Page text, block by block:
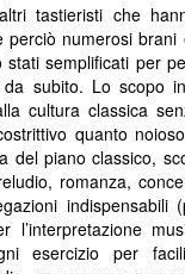
tastieristi che
perciò numerosi
semplificati per
subito. Lo scopo
cultura classica
quanto
del piano classico,
romanza,
indispensabili
l’interpretazione
esercizio per